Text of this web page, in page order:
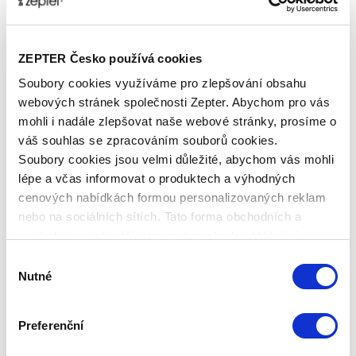
ZEPTER Česko používá cookies
Soubory cookies využíváme pro zlepšování obsahu
webových stránek společnosti Zepter. Abychom pro vás
mohli i nadále zlepšovat naše webové stránky, prosíme o
váš souhlas se zpracováním souborů cookies.
Soubory cookies jsou velmi důležité, abychom vás mohli
lépe a včas informovat o produktech a výhodných
cenových nabídkách formou personalizovaných reklam
nebo na sociálních sítích. Tato forma obchodních a
souhlasu
Nutné
Preferenční
obchodní talent a touhu posunout své
spolupráci a bližší informace o kompenzačním
plánu se mohou registrovat přímo na oficiálních
webových stránkách projektu.
Více informací o tom, jak přijmout Zepter
Výzvu, naleznete na: joinzepter.eu/cs/
Publikováno: 16.06.2026 15:45:26 Zepter International
Publikováno s 0 komentáři